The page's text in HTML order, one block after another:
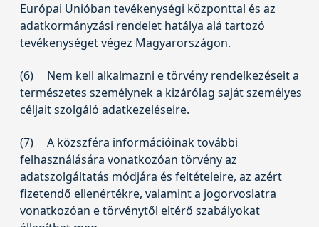
Európai Unióban tevékenységi központtal és az
adatkormányzási rendelet hatálya alá tartozó
tevékenységet végez Magyarországon.
(6)
Nem kell alkalmazni e törvény rendelkezéseit a
természetes személynek a kizárólag saját személyes
céljait szolgáló adatkezeléseire.
(7)
A közszféra információinak további
felhasználására vonatkozóan törvény az
adatszolgáltatás módjára és feltételeire, az azért
fizetendő ellenértékre, valamint a jogorvoslatra
vonatkozóan e törvénytől eltérő szabályokat